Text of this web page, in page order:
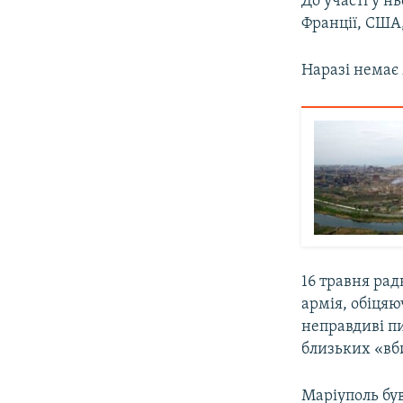
Франції, США,
Наразі немає
16 травня
армія,
неправдиві
близьких
Маріуполь